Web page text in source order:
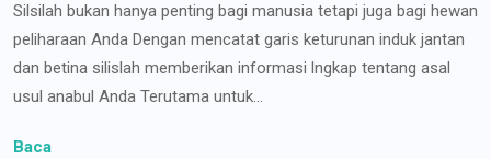
Silsilah bukan hanya penting bagi manusia tetapi juga bagi hewan
peliharaan Anda Dengan mencatat garis keturunan induk jantan
dan betina silislah memberikan informasi lngkap tentang asal
usul anabul Anda Terutama untuk...
Baca